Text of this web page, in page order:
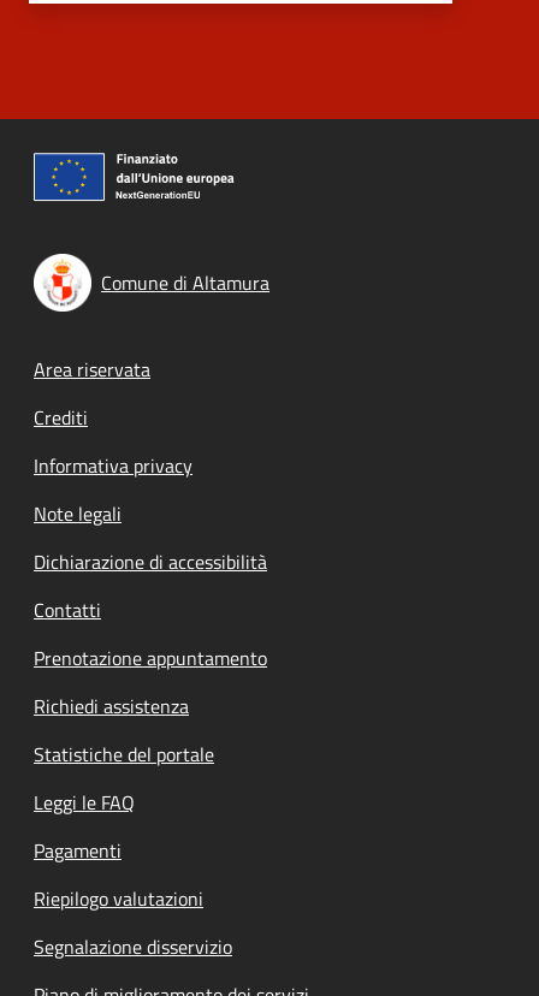
Comune di Altamura
Footer menu
Area riservata
Crediti
Informativa privacy
Note legali
Dichiarazione di accessibilità
Contatti
Prenotazione appuntamento
Richiedi assistenza
Statistiche del portale
Leggi le FAQ
Pagamenti
Riepilogo valutazioni
Segnalazione disservizio